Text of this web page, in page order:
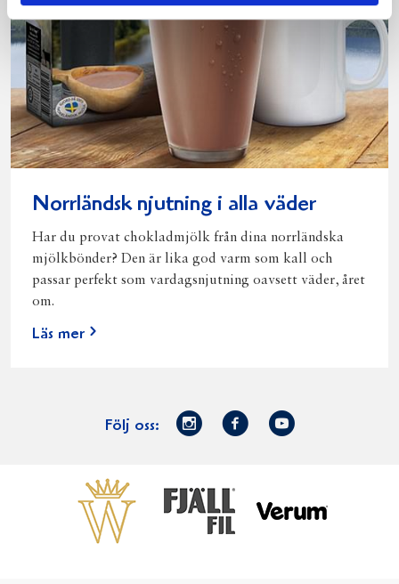
Norrländsk njutning i alla väder
Har du provat chokladmjölk från dina norrländska
mjölkbönder? Den är lika god varm som kall och
passar perfekt som vardagsnjutning oavsett väder, året
om.
Läs mer
Följ oss:
Norrmejerier
Facebook
Youtube
Gör gott för
Norrländska
VästerbottensostFjällfil